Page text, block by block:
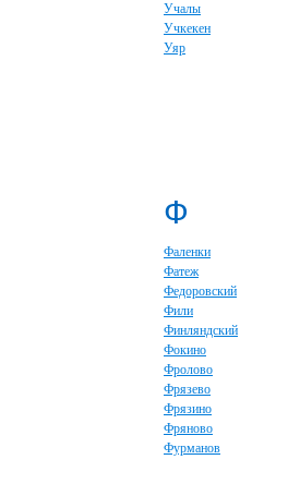
Учалы
Учкекен
Уяр
Ф
Фаленки
Фатеж
Федоровский
Фили
Финляндский
Фокино
Фролово
Фрязево
Фрязино
Фряново
Фурманов